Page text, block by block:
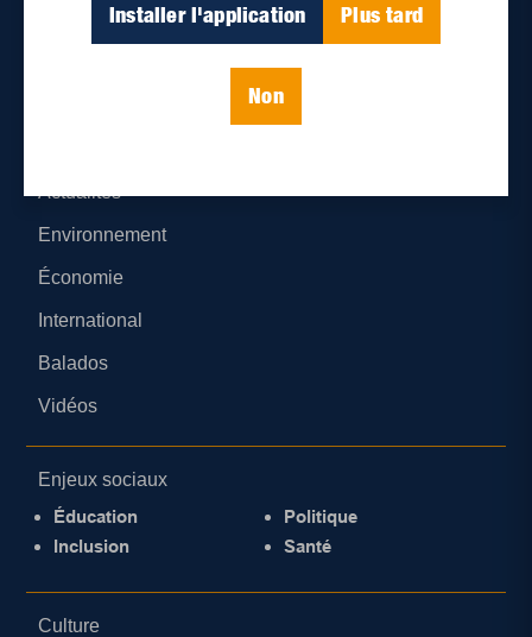
Installer l'application Plus tard
Non
Parutions numériques
Actualités
Environnement
Économie
International
Balados
Vidéos
Enjeux sociaux
Éducation
Inclusion
Politique
Santé
Culture